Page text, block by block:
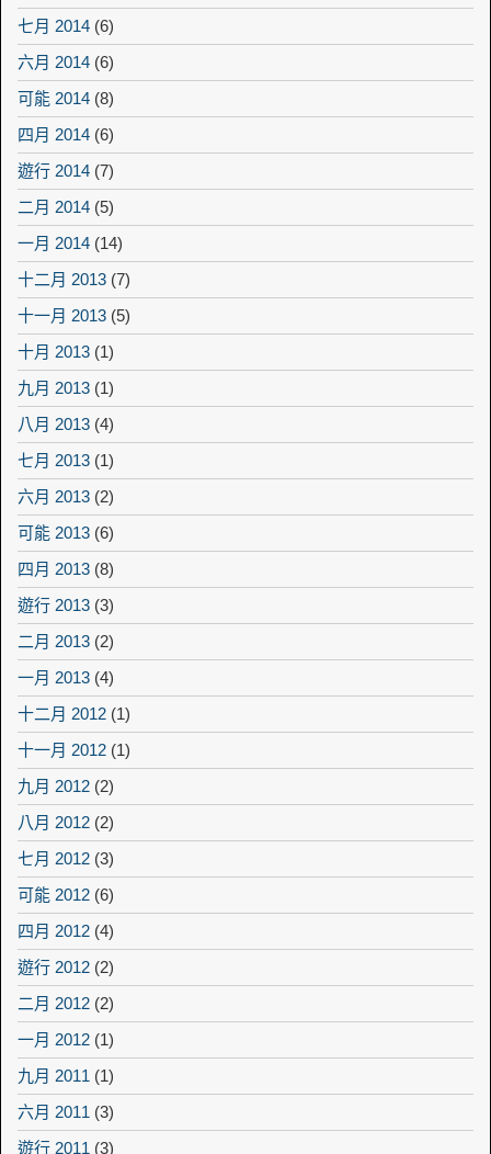
七月 2014 (6)
六月 2014 (6)
可能 2014 (8)
四月 2014 (6)
遊行 2014 (7)
二月 2014 (5)
一月 2014 (14)
十二月 2013 (7)
十一月 2013 (5)
十月 2013 (1)
九月 2013 (1)
八月 2013 (4)
七月 2013 (1)
六月 2013 (2)
可能 2013 (6)
四月 2013 (8)
遊行 2013 (3)
二月 2013 (2)
一月 2013 (4)
十二月 2012 (1)
十一月 2012 (1)
九月 2012 (2)
八月 2012 (2)
七月 2012 (3)
可能 2012 (6)
四月 2012 (4)
遊行 2012 (2)
二月 2012 (2)
一月 2012 (1)
九月 2011 (1)
六月 2011 (3)
遊行 2011 (3)